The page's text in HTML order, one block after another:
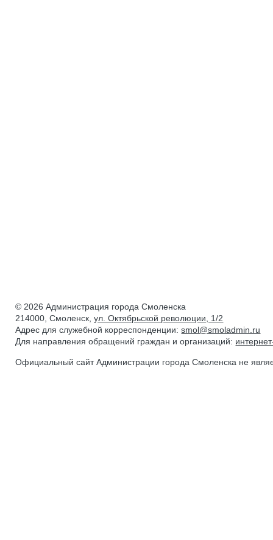
© 2026 Администрация города Смоленска
214000, Смоленск,ул. Октябрьской революции, 1/2
Адрес для служебной корреспонденции:smol@smoladmin.ru
Для направления обращений граждан и организаций:
Официальный сайт Администрации города Смоленска не